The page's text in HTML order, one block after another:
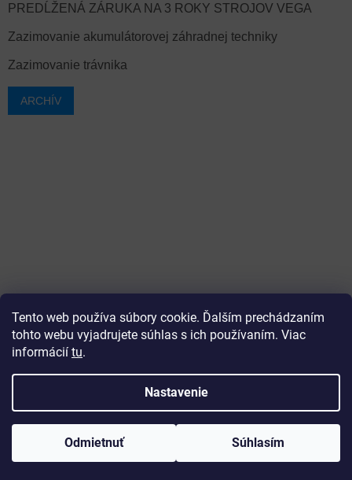
Tento web používa súbory cookie. Ďalším prechádzaním
tohto webu vyjadrujete súhlas s ich používaním. Viac
informácií tu.
Nastavenie
Odmietnuť Súhlasím
PREDĹŽENÁ ZÁRUKA NA 3 ROKY STROJOV VEGA
Zazimovanie akumulátorovej záhradnej techniky
Zazimovanie trávnika
ARCHÍV
. Všetky práva vyhradené.